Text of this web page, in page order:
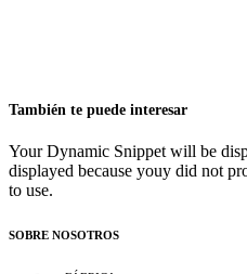
También te puede interesar
Your Dynamic Snippet will be
displayed because youy did not
to use.
SOBRE NOSOTROS